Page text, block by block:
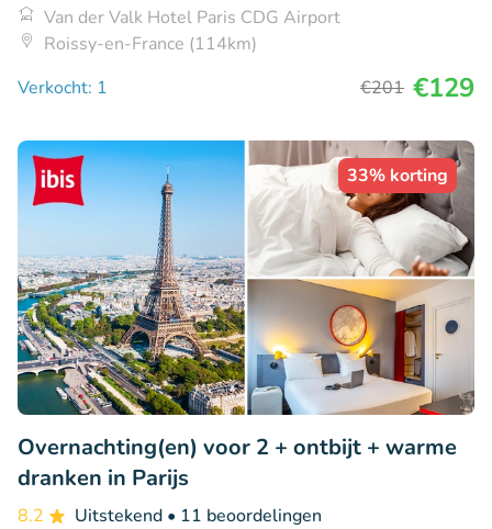
Van der Valk Hotel Paris CDG Airport
Roissy-en-France (114km)
Verkocht: 1
€201 €129
33% korting
Overnachting(en) voor 2 + ontbijt + warme
dranken in Parijs
8.2 Uitstekend • 11 beoordelingen